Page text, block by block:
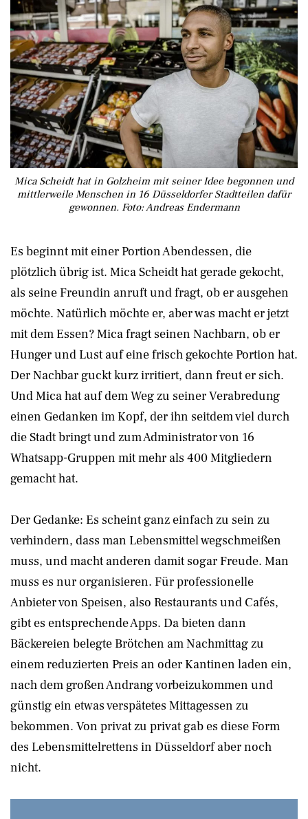
Mica Scheidt hat in Golzheim mit seiner Idee begonnen und
mittlerweile Menschen in 16 Düsseldorfer Stadtteilen dafür
gewonnen. Foto: Andreas Endermann
Es beginnt mit einer Portion Abendessen, die
plötzlich übrig ist. Mica Scheidt hat gerade gekocht,
als seine Freundin anruft und fragt, ob er ausgehen
möchte. Natürlich möchte er, aber was macht er jetzt
mit dem Essen? Mica fragt seinen Nachbarn, ob er
Hunger und Lust auf eine frisch gekochte Portion hat.
Der Nachbar guckt kurz irritiert, dann freut er sich.
Und Mica hat auf dem Weg zu seiner Verabredung
einen Gedanken im Kopf, der ihn seitdem viel durch
die Stadt bringt und zum Administrator von 16
Whatsapp-Gruppen mit mehr als 400 Mitgliedern
gemacht hat.
Der Gedanke: Es scheint ganz einfach zu sein zu
verhindern, dass man Lebensmittel wegschmeißen
muss, und macht anderen damit sogar Freude. Man
muss es nur organisieren. Für professionelle
Anbieter von Speisen, also Restaurants und Cafés,
gibt es entsprechende Apps. Da bieten dann
Bäckereien belegte Brötchen am Nachmittag zu
einem reduzierten Preis an oder Kantinen laden ein,
nach dem großen Andrang vorbeizukommen und
günstig ein etwas verspätetes Mittagessen zu
bekommen. Von privat zu privat gab es diese Form
des Lebensmittelrettens in Düsseldorf aber noch
nicht.